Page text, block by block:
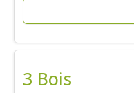
3 Bois